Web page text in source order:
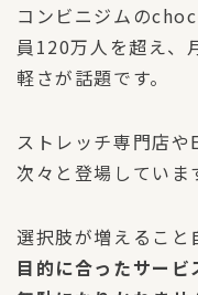
コンビニジムの
員120万人を超え、
軽さが話題です。
ストレッチ専門店や
次々と登場していま
選択肢が増えること
目的に合ったサー